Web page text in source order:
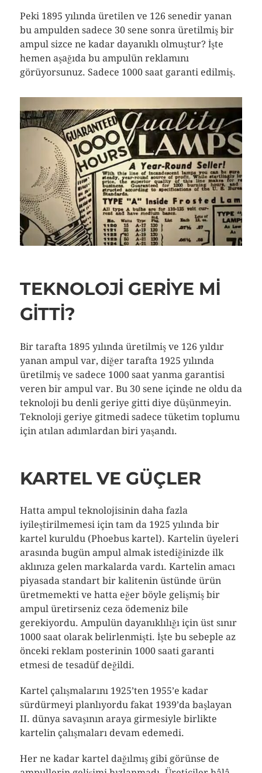
Peki 1895 yılında üretilen ve 126 senedir yanan
bu ampulden sadece 30 sene sonra üretilmiş bir
ampul sizce ne kadar dayanıklı olmuştur? İşte
hemen aşağıda bu ampulün reklamını
görüyorsunuz. Sadece 1000 saat garanti edilmiş.
TEKNOLOJI GERIYE MI
GITTI?
Bir tarafta 1895 yılında üretilmiş ve 126 yıldır
yanan ampul var, diğer tarafta 1925 yılında
üretilmiş ve sadece 1000 saat yanma garantisi
veren bir ampul var. Bu 30 sene içinde ne oldu da
teknoloji bu denli geriye gitti diye düşünmeyin.
Teknoloji geriye gitmedi sadece tüketim toplumu
için atılan adımlardan biri yaşandı.
KARTEL VE GÜÇLER
Hatta ampul teknolojisinin daha fazla
iyileştirilmemesi için tam da 1925 yılında bir
kartel kuruldu (Phoebus kartel). Kartelin üyeleri
arasında bugün ampul almak istediğinizde ilk
aklınıza gelen markalarda vardı. Kartelin amacı
piyasada standart bir kalitenin üstünde ürün
üretmemekti ve hatta eğer böyle gelişmiş bir
ampul üretirseniz ceza ödemeniz bile
gerekiyordu. Ampulün dayanıklılığı için üst sınır
1000 saat olarak belirlenmişti. İşte bu sebeple az
önceki reklam posterinin 1000 saati garanti
etmesi de tesadüf değildi.
Kartel çalışmalarını 1925’ten 1955’e kadar
sürdürmeyi planlıyordu fakat 1939’da başlayan
II. dünya savaşının araya girmesiyle birlikte
kartelin çalışmaları devam edemedi.
Her ne kadar kartel dağılmış gibi görünse de